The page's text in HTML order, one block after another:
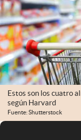
Estos son los cuatro
según Harvard
Fuente: Shutterstock